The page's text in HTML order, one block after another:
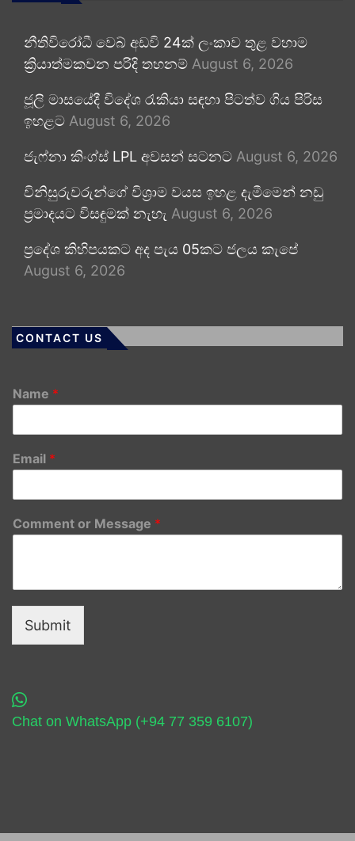
නීතිවිරෝධී වෙබ් අඩවි 24ක් ලංකාව තුළ වහාම
ක්‍රියාත්මකවන පරිදි තහනම් August 6, 2026
ජූලි මාසයේදී විදේශ රැකියා සඳහා පිටත්ව ගිය පිරිස
ඉහළට August 6, 2026
ජැෆ්නා කිංග්ස් LPL අවසන් සටනට August 6, 2026
විනිසුරුවරුන්ගේ විශ්‍රාම වයස ඉහළ දැමීමෙන් නඩු
ප්‍රමාදයට විසඳුමක් නැහැ August 6, 2026
ප්‍රදේශ කිහිපයකට අද පැය 05කට ජලය කැපේ
August 6, 2026
CONTACT US
Name *
Email *
Comment or Message *
Submit
Chat on WhatsApp (+94 77 359 6107)